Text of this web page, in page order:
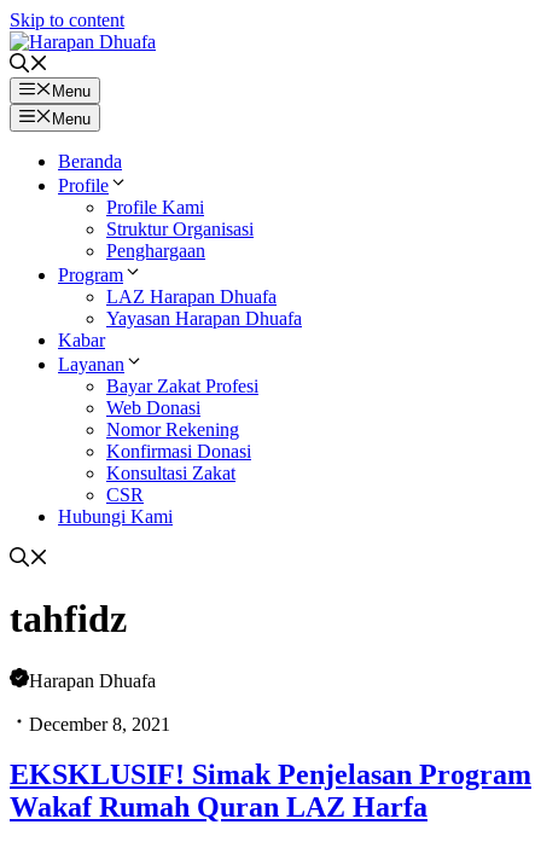
Skip to content
Menu
Menu
Beranda
Profile
Profile Kami
Struktur Organisasi
Penghargaan
Program
LAZ Harapan Dhuafa
Yayasan Harapan Dhuafa
Kabar
Layanan
Bayar Zakat Profesi
Web Donasi
Nomor Rekening
Konfirmasi Donasi
Konsultasi Zakat
CSR
Hubungi Kami
tahfidz
Harapan Dhuafa
December 8, 2021
EKSKLUSIF! Simak Penjelasan Program
Wakaf Rumah Quran LAZ Harfa